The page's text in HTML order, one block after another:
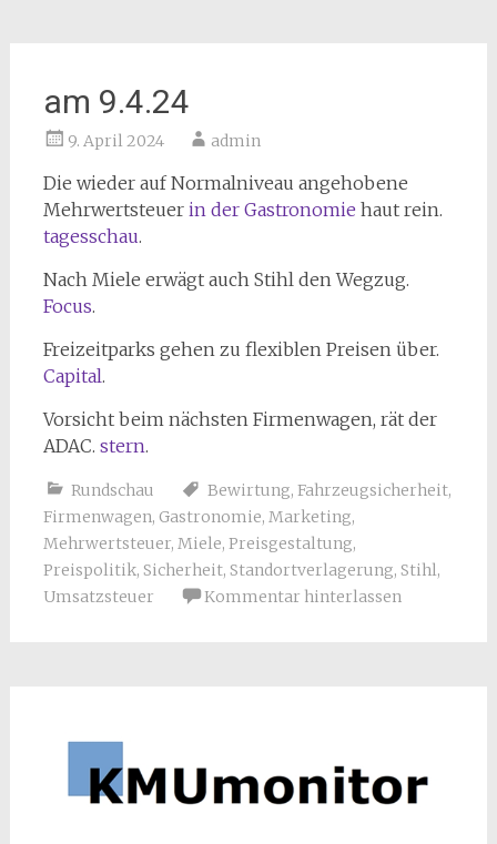
am 9.4.24
9. April 2024 admin
Die wieder auf Normalniveau angehobene
Mehrwertsteuer in der Gastronomie haut rein.
tagesschau.
Nach Miele erwägt auch Stihl den Wegzug.
Focus.
Freizeitparks gehen zu flexiblen Preisen über.
Capital.
Vorsicht beim nächsten Firmenwagen, rät der
ADAC. stern.
Rundschau Bewirtung, Fahrzeugsicherheit,
Firmenwagen, Gastronomie, Marketing,
Mehrwertsteuer, Miele, Preisgestaltung,
Preispolitik, Sicherheit, Standortverlagerung, Stihl,
Umsatzsteuer
Kommentar hinterlassen